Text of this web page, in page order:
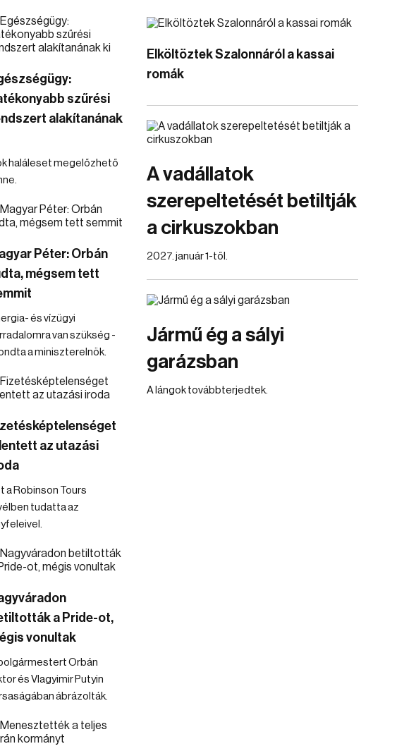
szűrési
alakítanának
haláleset megelőzhető
Péter: Orbán
mégsem tett
és vízügyi
van szükség -
a miniszterelnök.
az utazási
a Robinson Tours
tudatta az
a Pride-ot,
vonultak
Orbán
és Vlagyimir Putyin
ábrázolták.
Elköltöztek Szalonnáról a kassai
romák
A vadállatok
szerepeltetését betiltják
a cirkuszokban
2027. január 1-től.
Jármű ég a sályi
garázsban
A lángok továbbterjedtek.